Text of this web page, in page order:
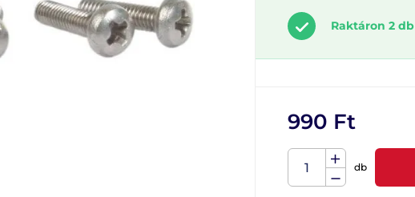
Raktáron 2 db
990 Ft
db